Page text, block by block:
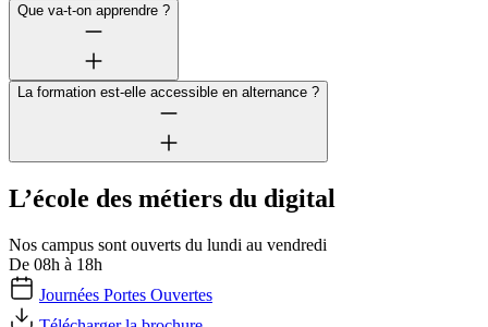
Que va-t-on apprendre ?
La formation est-elle accessible en alternance ?
L’école des métiers du digital
Nos campus sont ouverts du lundi au vendredi
De 08h à 18h
Journées Portes Ouvertes